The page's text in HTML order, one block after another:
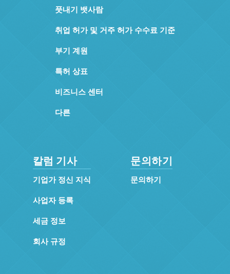
풋내기 뱃사람
취업 허가 및 거주 허가 수수료 기준
부기 계원
특허 상표
비즈니스 센터
다른
칼럼 기사
기업가 정신 지식
사업자 등록
세금 정보
회사 규정
문의하기
문의하기